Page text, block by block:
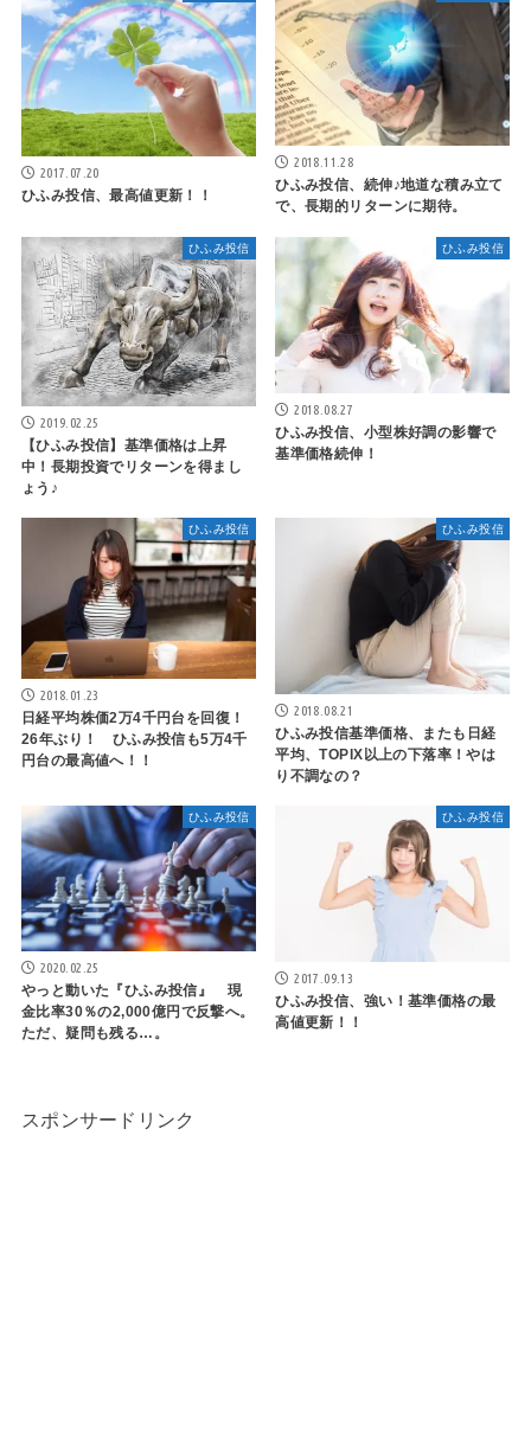
2017.07.20
ひふみ投信、最高値更新！！
2018.11.28
ひふみ投信、続伸♪地道な積み立て
で、長期的リターンに期待。
ひふみ投信
2019.02.25
【ひふみ投信】基準価格は上昇
中！長期投資でリターンを得まし
ょう♪
ひふみ投信
2018.08.27
ひふみ投信、小型株好調の影響で
基準価格続伸！
ひふみ投信
2018.01.23
日経平均株価2万4千円台を回復！
26年ぶり！ ひふみ投信も5万4千
円台の最高値へ！！
ひふみ投信
2018.08.21
ひふみ投信基準価格、またも日経
平均、TOPIX以上の下落率！やは
り不調なの？
ひふみ投信
2020.02.25
やっと動いた『ひふみ投信』 現
金比率30％の2,000億円で反撃へ。
ただ、疑問も残る…。
ひふみ投信
2017.09.13
ひふみ投信、強い！基準価格の最
高値更新！！
スポンサードリンク